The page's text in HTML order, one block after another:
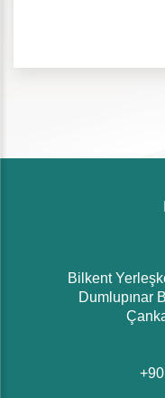
Bilkent
Dumlupınar